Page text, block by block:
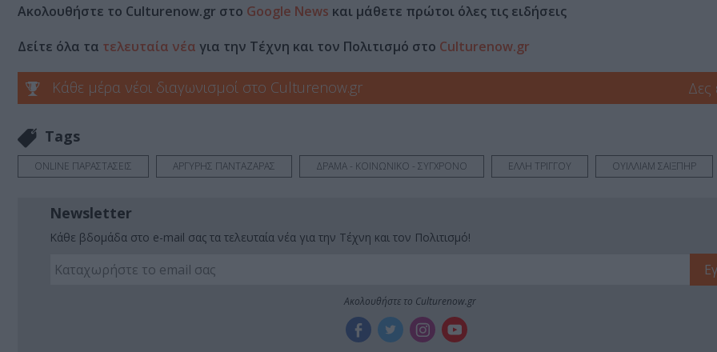
Ακολουθήστε το Culturenow.gr στο Google News και μάθετε πρώτοι όλες τις ειδήσεις
Δείτε όλα τα τελευταία νέα για την Τέχνη και τον Πολιτισμό στο Culturenow.gr
Κάθε μέρα νέοι διαγωνισμοί στο Culturenow.gr Δες
Tags
ONLINE ΠΑΡΑΣΤΑΣΕΙΣ ΑΡΓΥΡΗΣ ΠΑΝΤΑΖΑΡΑΣ ΔΡΑΜΑ - ΚΟΙΝΩΝΙΚΟ - ΣΥΓΧΡΟΝΟ ΕΛΛΗ ΤΡΙΓΓΟΥ ΟΥΙΛΛΙΑΜ ΣΑΙΞΠΗΡ
Newsletter
Κάθε βδομάδα στο e-mail σας τα τελευταία νέα για την Τέχνη και τον Πολιτισμό!
Ακολουθήστε το Culturenow.gr